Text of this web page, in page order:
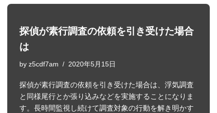
探偵が素行調査の依頼を引き受けた場合
は
by z5cdf7am 2020年5月15日
探偵が素行調査の依頼を引き受けた場合は、浮気調査
と同様尾行とか張り込みなどを実施することになりま
す。長時間監視し続けて調査対象の行動を解き明かす